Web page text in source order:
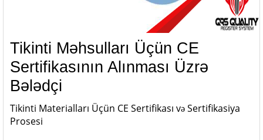
Tikinti Məhsulları Üçün CE
Sertifikasının Alınması Üzrə
Bələdçi
Tikinti Materialları Üçün CE Sertifikası və Sertifikasiya
Prosesi